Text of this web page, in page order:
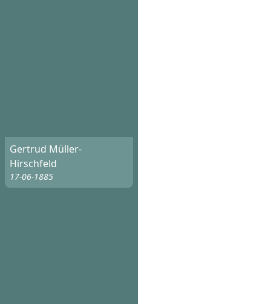
Gertrud Müller-
Hirschfeld
17-06-1885